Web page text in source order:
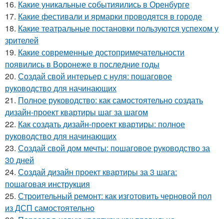
16. Какие уникальные событияились в Оренбурге
17. Какие фестивали и ярмарки проводятся в городе
18. Какие театральные постановки пользуются успехом у
зрителей
19. Какие современные достопримечательности
появились в Воронеже в последние годы
20. Создай свой интерьер с нуля: пошаговое
руководство для начинающих
21. Полное руководство: как самостоятельно создать
дизайн-проект квартиры шаг за шагом
22. Как создать дизайн-проект квартиры: полное
руководство для начинающих
23. Создай свой дом мечты: пошаговое руководство за
30 дней
24. Создай дизайн проект квартиры за 3 шага:
пошаговая инструкция
25. Строительный ремонт: как изготовить черновой пол
из ДСП самостоятельно